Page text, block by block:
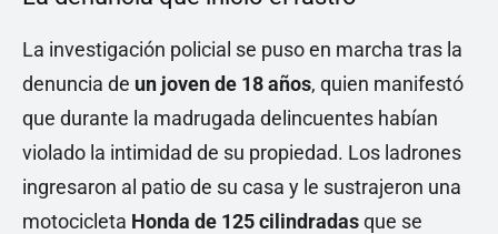
La investigación policial se puso en marcha tras la
denuncia de un joven de 18 años, quien manifestó
que durante la madrugada delincuentes habían
violado la intimidad de su propiedad. Los ladrones
ingresaron al patio de su casa y le sustrajeron una
motocicleta Honda de 125 cilindradasque se